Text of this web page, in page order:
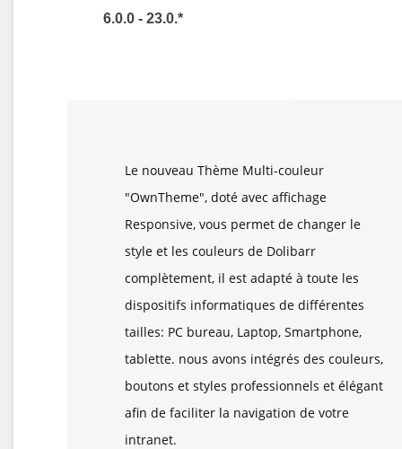
6.0.0 - 23.0.*
Le nouveau Thème Multi-couleur
"OwnTheme", doté avec affichage
Responsive, vous permet de changer le
style et les couleurs de Dolibarr
complètement, il est adapté à toute les
dispositifs informatiques de différentes
tailles: PC bureau, Laptop, Smartphone,
tablette. nous avons intégrés des couleurs,
boutons et styles professionnels et élégant
afin de faciliter la navigation de votre
intranet.